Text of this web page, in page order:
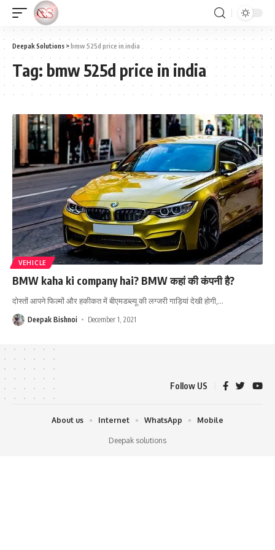
Deepak Solutions >bmw 525d price in india
Tag: bmw 525d price in india
VEHICLE
BMW kaha ki company hai? BMW कहां की कंपनी है?
दोस्तों आपने फिल्मों और हकीकत में बीएमडब्ल्यू की लग्जरी गाड़ियां देखी होगी, …
Deepak Bishnoi December 1, 2021
Follow US
Deepak solutions
About us Internet WhatsApp Mobile